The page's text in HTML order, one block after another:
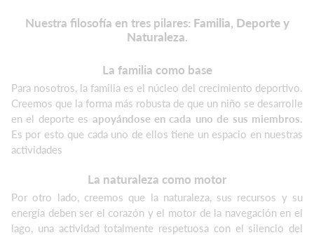
Nuestra filosofía en tres pilares: Familia, Deporte y
Naturaleza.
La familia como base
Para nosotros, la familia es el núcleo del crecimiento deportivo.
Creemos que la forma más robusta de que un niño se desarrolle
en el deporte es apoyándose en cada uno de sus miembros.
Es por esto que cada uno de ellos tiene un espacio en nuestras
actividades
La naturaleza como motor
Por otro lado, creemos que la naturaleza, sus recursos y su
energía deben ser el corazón y el motor de la navegación en el
lago, una actividad totalmente respetuosa con el silencio del